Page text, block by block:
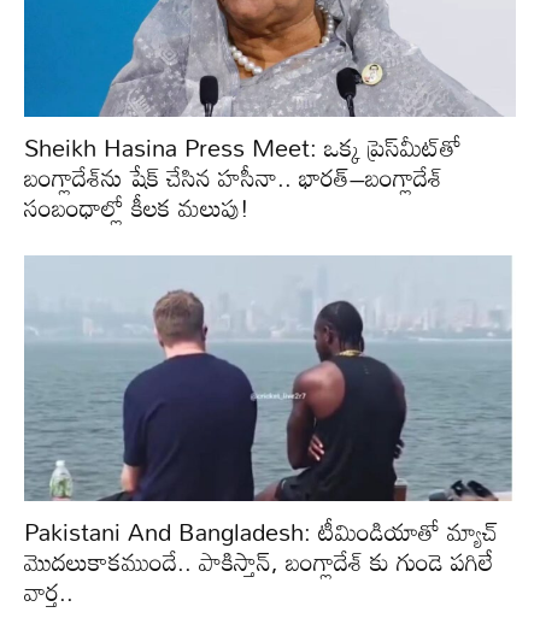
Sheikh Hasina Press Meet: ఒక్క ప్రెస్‌మీట్‌తో
బంగ్లాదేశ్‌ను షేక్‌ చేసిన హసీనా.. భారత్‌–బంగ్లాదేశ్‌
సంబంధాల్లో కీలక మలుపు!
Pakistani And Bangladesh: టీమిండియాతో మ్యాచ్
మొదలుకాకముందే.. పాకిస్తాన్, బంగ్లాదేశ్ కు గుండె పగిలే
వార్త..